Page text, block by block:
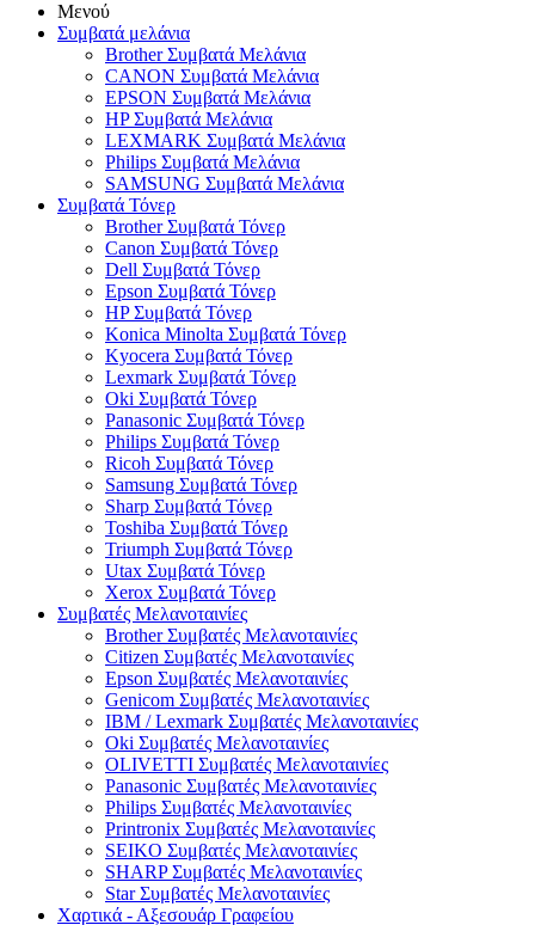
Μενού
Συμβατά μελάνια
Brother Συμβατά Μελάνια
CANON Συμβατά Μελάνια
EPSON Συμβατά Μελάνια
HP Συμβατά Μελάνια
LEXMARK Συμβατά Μελάνια
Philips Συμβατά Μελάνια
SAMSUNG Συμβατά Μελάνια
Συμβατά Τόνερ
Brother Συμβατά Τόνερ
Canon Συμβατά Τόνερ
Dell Συμβατά Τόνερ
Epson Συμβατά Τόνερ
HP Συμβατά Τόνερ
Konica Minolta Συμβατά Τόνερ
Kyocera Συμβατά Τόνερ
Lexmark Συμβατά Τόνερ
Oki Συμβατά Τόνερ
Panasonic Συμβατά Τόνερ
Philips Συμβατά Τόνερ
Ricoh Συμβατά Τόνερ
Samsung Συμβατά Τόνερ
Sharp Συμβατά Τόνερ
Toshiba Συμβατά Τόνερ
Triumph Συμβατά Τόνερ
Utax Συμβατά Τόνερ
Xerox Συμβατά Τόνερ
Συμβατές Μελανοταινίες
Brother Συμβατές Μελανοταινίες
Citizen Συμβατές Μελανοταινίες
Epson Συμβατές Μελανοταινίες
Genicom Συμβατές Μελανοταινίες
IBM / Lexmark Συμβατές Μελανοταινίες
Oki Συμβατές Μελανοταινίες
OLIVETTI Συμβατές Μελανοταινίες
Panasonic Συμβατές Μελανοταινίες
Philips Συμβατές Μελανοταινίες
Printronix Συμβατές Μελανοταινίες
SEIKO Συμβατές Μελανοταινίες
SHARP Συμβατές Μελανοταινίες
Star Συμβατές Μελανοταινίες
Χαρτικά - Αξεσουάρ Γραφείου